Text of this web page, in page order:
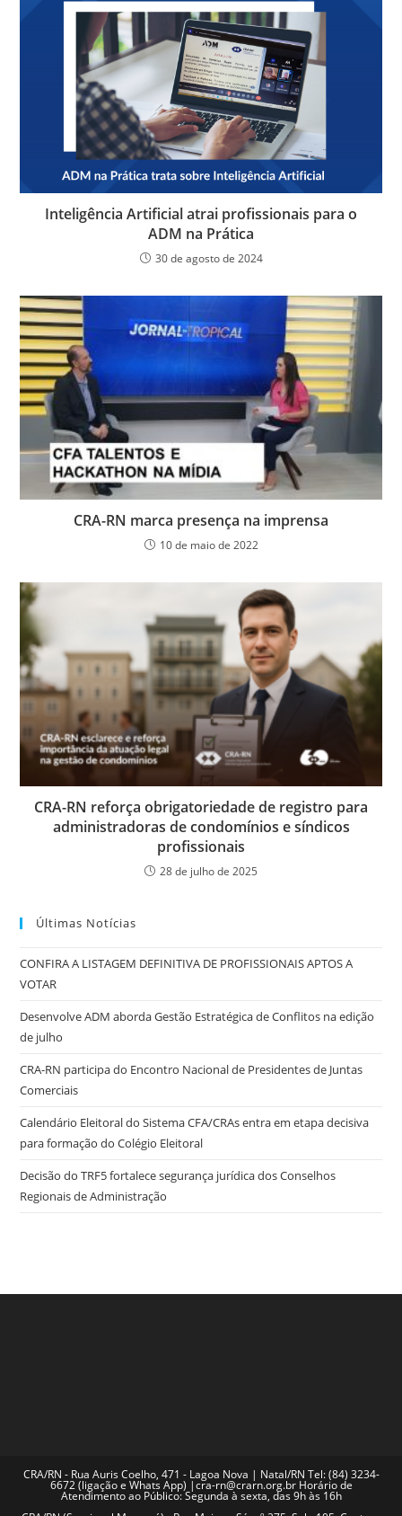
n p
p
g
er
n
dl
y
Inteligência Artificial atrai profissionais para o
ADM na Prática
30 de agosto de 2024
CRA-RN marca presença na imprensa
10 de maio de 2022
CRA-RN reforça obrigatoriedade de registro para
administradoras de condomínios e síndicos
profissionais
28 de julho de 2025
Últimas Notícias
CONFIRA A LISTAGEM DEFINITIVA DE PROFISSIONAIS APTOS A
VOTAR
Desenvolve ADM aborda Gestão Estratégica de Conflitos na edição
de julho
CRA-RN participa do Encontro Nacional de Presidentes de Juntas
Comerciais
Calendário Eleitoral do Sistema CFA/CRAs entra em etapa decisiva
para formação do Colégio Eleitoral
Decisão do TRF5 fortalece segurança jurídica dos Conselhos
Regionais de Administração
CRA/RN - Rua Auris Coelho, 471 - Lagoa Nova | Natal/RN Tel: (84) 3234-
6672 (ligação e Whats App) |cra-rn@crarn.org.br Horário de
Atendimento ao Público: Segunda à sexta, das 9h às 16h